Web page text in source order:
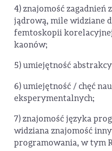
4) znajomość zagadnień
jądrową, mile widziane
femtoskopii
kaonów;
5) umiejętność
6) umiejętność / chęć
eksperymentalnych;
7) znajomość języka
widziana znajomość
programowania, w tym